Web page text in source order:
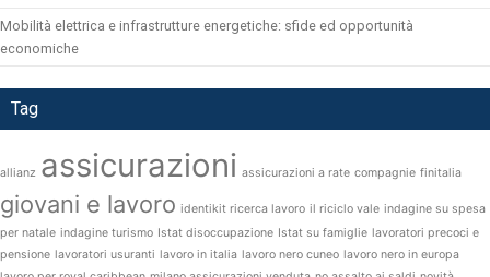
Mobilità elettrica e infrastrutture energetiche: sfide ed opportunità
economiche
Tag
allianz assicurazioni assicurazioni a rate compagnie finitalia
giovani e lavoro identikit ricerca lavoro il riciclo vale indagine su spesa
per natale indagine turismo Istat disoccupazione Istat su famiglie lavoratori precoci e
pensione lavoratori usuranti lavoro in italia lavoro nero cuneo lavoro nero in europa